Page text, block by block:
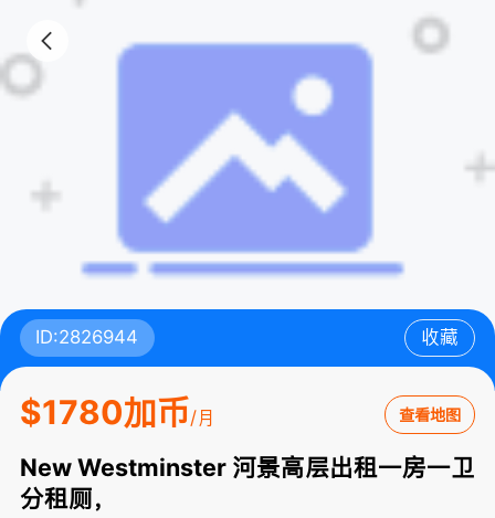
ID:2826944 收藏
$1780加币/月 查看地图
New Westminster 河景高层出租一房一卫
分租厕，